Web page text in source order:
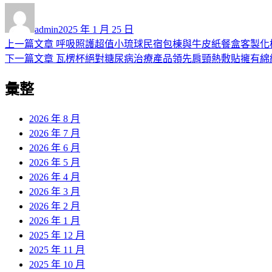
者
admin佈
日
期:
2025 年 1 月 25 日
文
章
導
上一篇文章 上
一
呼吸照護超值小琉球民宿包棟與牛皮紙餐盒客製化
下一篇文章 下
章:
瓦楞杯絕對糖尿病治療產品領先肩頸熱敷貼擁有綿
彙整
2026 年 8 月
2026 年 7 月
2026 年 6 月
2026 年 5 月
2026 年 4 月
2026 年 3 月
2026 年 2 月
2026 年 1 月
2025 年 12 月
2025 年 11 月
2025 年 10 月